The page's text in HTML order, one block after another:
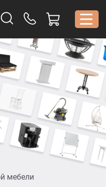
мебели